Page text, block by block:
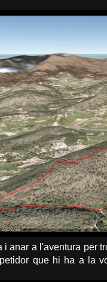
i anar a l'aventura per
que hi ha a la